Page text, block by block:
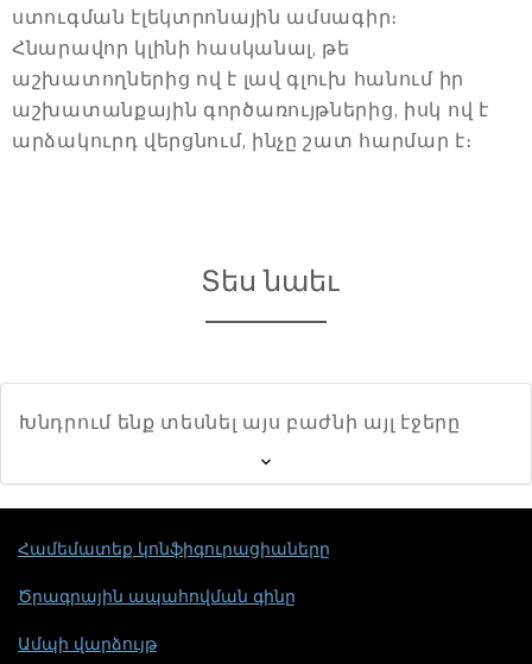
ստուգման էլեկտրոնային ամսագիր։
Հնարավոր կլինի հասկանալ, թե
աշխատողներից ով է լավ գլուխ հանում իր
աշխատանքային գործառույթներից, իսկ ով է
արձակուրդ վերցնում, ինչը շատ հարմար է։
Տես նաեւ
Խնդրում ենք տեսնել այս բաժնի այլ էջերը
Համեմատեք կոնֆիգուրացիաները
Ծրագրային ապահովման գինը
Ամպի վարձույթ